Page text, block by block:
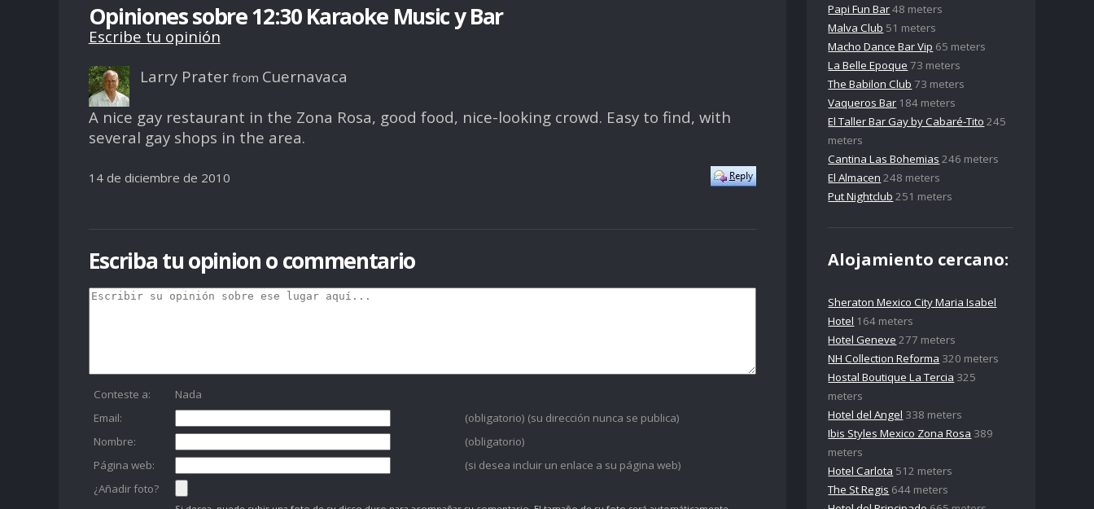
Opiniones sobre 12:30 Karaoke Music y Bar
Escribe tu opinión
Larry Praterfrom Cuernavaca
A nice gay restaurant in the Zona Rosa, good food, nice-looking crowd. Easy to find, with
several gay shops in the area.
14 de diciembre de 2010
Escriba tu opinion o commentario
Conteste a:
Nada
Email:
(obligatorio) (su dirección nunca se publica)
Nombre:
(obligatorio)
Página web:
(si desea incluir un enlace a su página web)
¿Añadir foto?
Papi Fun Bar48 meters
Malva Club 51 meters
Macho Dance Bar Vip 65 meters
La Belle Epoque 73 meters
The Babilon Club 73 meters
Vaqueros Bar 184 meters
El Taller Bar Gay by Cabaré-Tito 245
meters
Cantina Las Bohemias 246 meters
El Almacen 248 meters
Put Nightclub 251 meters
Alojamiento cercano:
Sheraton Mexico City Maria Isabel
Hotel 164 meters
Hotel Geneve 277 meters
NH Collection Reforma 320 meters
Hostal Boutique La Tercia 325
meters
Hotel del Angel 338 meters
Ibis Styles Mexico Zona Rosa 389
meters
Hotel Carlota 512 meters
The St Regis 644 meters